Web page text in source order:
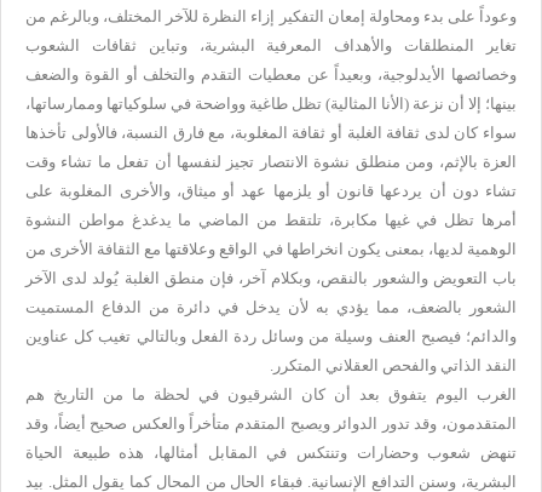
وعوداً على بدء ومحاولة إمعان التفكير إزاء النظرة للآخر المختلف، وبالرغم من
تغاير المنطلقات والأهداف المعرفية البشرية، وتباين ثقافات الشعوب
وخصائصها الأيدلوجية، وبعيداً عن معطيات التقدم والتخلف أو القوة والضعف
بينها؛ إلا أن نزعة (الأنا المثالية) تظل طاغية وواضحة في سلوكياتها وممارساتها،
سواء كان لدى ثقافة الغلبة أو ثقافة المغلوبة، مع فارق النسبة، فالأولى تأخذها
العزة بالإثم، ومن منطلق نشوة الانتصار تجيز لنفسها أن تفعل ما تشاء وقت
تشاء دون أن يردعها قانون أو يلزمها عهد أو ميثاق، والأخرى المغلوبة على
أمرها تظل في غيها مكابرة، تلتقط من الماضي ما يدغدغ مواطن النشوة
الوهمية لديها، بمعنى يكون انخراطها في الواقع وعلاقتها مع الثقافة الأخرى من
باب التعويض والشعور بالنقص، وبكلام آخر، فإن منطق الغلبة يُولد لدى الآخر
الشعور بالضعف، مما يؤدي به لأن يدخل في دائرة من الدفاع المستميت
والدائم؛ فيصبح العنف وسيلة من وسائل ردة الفعل وبالتالي تغيب كل عناوين
النقد الذاتي والفحص العقلاني المتكرر
الغرب اليوم يتفوق بعد أن كان الشرقيون في لحظة ما من التاريخ هم
المتقدمون، وقد تدور الدوائر ويصبح المتقدم متأخراً والعكس صحيح أيضاً، وقد
تنهض شعوب وحضارات وتنتكس في المقابل أمثالها، هذه طبيعة الحياة
البشرية، وسنن التدافع الإنسانية. فبقاء الحال من المحال كما يقول المثل. بيد